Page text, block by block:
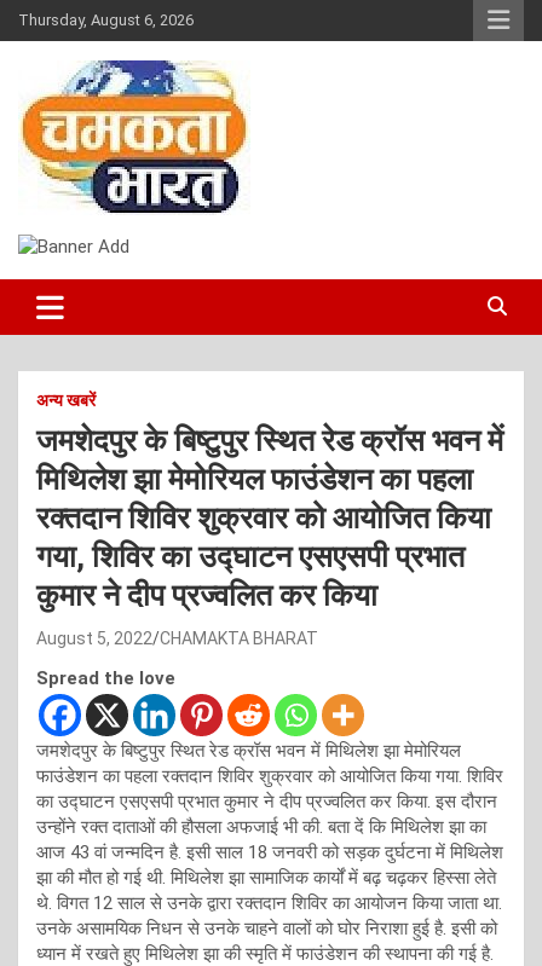
Skip
to
Thursday, August 6, 2026
CHAMAKTA BHARAT
अन्य खबरें
जमशेदपुर के बिष्टुपुर स्थित रेड क्रॉस भवन में
मिथिलेश झा मेमोरियल फाउंडेशन का पहला
रक्तदान शिविर शुक्रवार को आयोजित किया
गया, शिविर का उद्घाटन एसएसपी प्रभात
कुमार ने दीप प्रज्वलित कर किया
August 5, 2022 CHAMAKTA BHARAT
Spread the love
जमशेदपुर के बिष्टुपुर स्थित रेड क्रॉस भवन में मिथिलेश झा मेमोरियल
फाउंडेशन का पहला रक्तदान शिविर शुक्रवार को आयोजित किया गया. शिविर
का उद्घाटन एसएसपी प्रभात कुमार ने दीप प्रज्वलित कर किया. इस दौरान
उन्होंने रक्त दाताओं की हौसला अफजाई भी की. बता दें कि मिथिलेश झा का
आज 43 वां जन्मदिन है. इसी साल 18 जनवरी को सड़क दुर्घटना में मिथिलेश
झा की मौत हो गई थी. मिथिलेश झा सामाजिक कार्यों में बढ़ चढ़कर हिस्सा लेते
थे. विगत 12 साल से उनके द्वारा रक्तदान शिविर का आयोजन किया जाता था.
उनके असामयिक निधन से उनके चाहने वालों को घोर निराशा हुई है. इसी को
ध्यान में रखते हुए मिथिलेश झा की स्मृति में फाउंडेशन की स्थापना की गई है.